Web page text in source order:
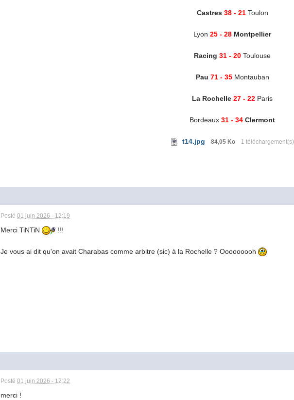
Castres 38 - 21Toulon
Lyon25 - 28 Montpellier
Racing31 - 20 Toulouse
Pau 71 - 35Montauban
La Rochelle27 - 22 Paris
Bordeaux31 - 34 Clermont
t14.jpg 84,05 Ko 1 téléchargement(s)
Posté01 juin 2026 - 12:19
Merci TiNTiN !!!
Je vous ai dit qu'on avait Charabas comme arbitre (sic) à la Rochelle ? Ooooooooh
Posté01 juin 2026 - 12:22
merci !